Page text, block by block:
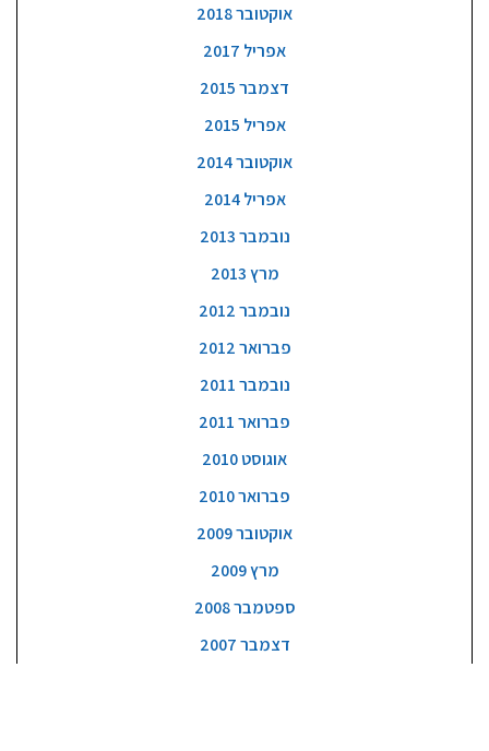
אוקטובר 2018
אפריל 2017
דצמבר 2015
אפריל 2015
אוקטובר 2014
אפריל 2014
נובמבר 2013
מרץ 2013
נובמבר 2012
פברואר 2012
נובמבר 2011
פברואר 2011
אוגוסט 2010
פברואר 2010
אוקטובר 2009
מרץ 2009
ספטמבר 2008
דצמבר 2007